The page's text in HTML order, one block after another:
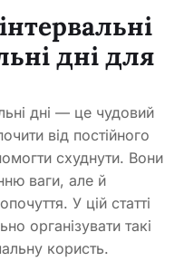
дні для
дні — це чудовий
від постійного
схуднути. Вони
ваги, але й
У цій статті
організувати такі
користь.